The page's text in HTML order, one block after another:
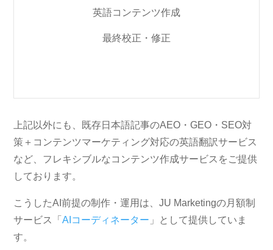
英語コンテンツ作成
最終校正・修正
上記以外にも、既存日本語記事のAEO・GEO・SEO対
策＋コンテンツマーケティング対応の英語翻訳サービス
など、フレキシブルなコンテンツ作成サービスをご提供
しております。
こうしたAI前提の制作・運用は、JU Marketingの月額制
サービス「AIコーディネーター 」として提供していま
す。